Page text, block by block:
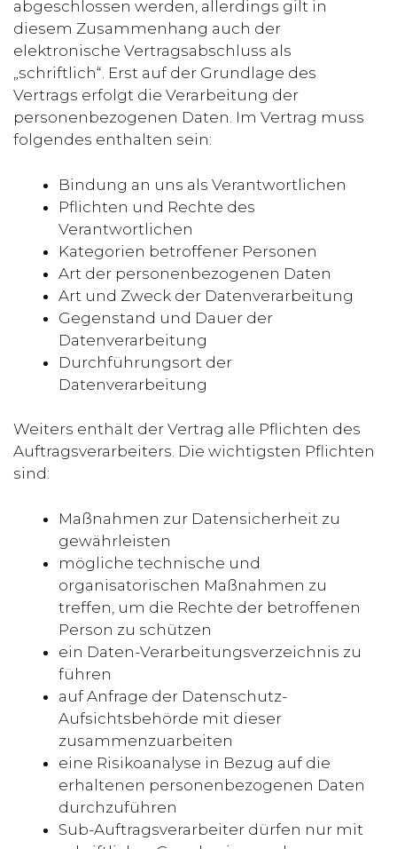
abgeschlossen werden, allerdings gilt in
diesem Zusammenhang auch der
elektronische Vertragsabschluss als
„schriftlich“. Erst auf der Grundlage des
Vertrags erfolgt die Verarbeitung der
personenbezogenen Daten. Im Vertrag muss
folgendes enthalten sein:
Bindung an uns als Verantwortlichen
Pflichten und Rechte des
Verantwortlichen
Kategorien betroffener Personen
Art der personenbezogenen Daten
Art und Zweck der Datenverarbeitung
Gegenstand und Dauer der
Datenverarbeitung
Durchführungsort der
Datenverarbeitung
Weiters enthält der Vertrag alle Pflichten des
Auftragsverarbeiters. Die wichtigsten Pflichten
sind:
Maßnahmen zur Datensicherheit zu
gewährleisten
mögliche technische und
organisatorischen Maßnahmen zu
treffen, um die Rechte der betroffenen
Person zu schützen
ein Daten-Verarbeitungsverzeichnis zu
führen
auf Anfrage der Datenschutz-
Aufsichtsbehörde mit dieser
zusammenzuarbeiten
eine Risikoanalyse in Bezug auf die
erhaltenen personenbezogenen Daten
durchzuführen
Sub-Auftragsverarbeiter dürfen nur mit
Item added to cart.
0 items -0,00